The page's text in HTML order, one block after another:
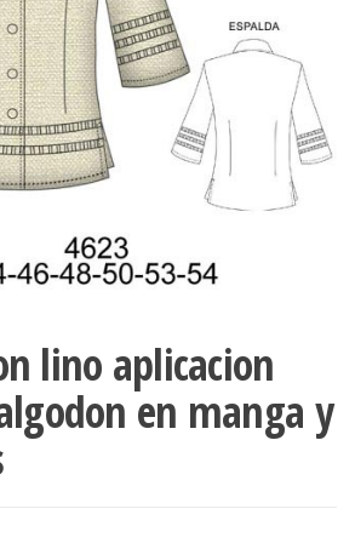
accumark ,
pdf , Moldes
Gerber ,
ropa,
Graduaciones,
Ploteo y
Digitalización
accumark,
Moldes en
pdf, Moldes
Accumark
Chile.
lino aplicacion
en manga y